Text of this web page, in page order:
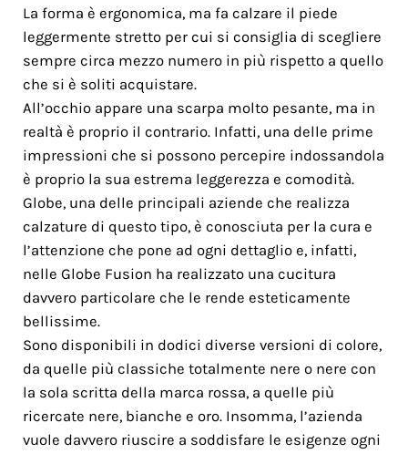
La forma è ergonomica, ma fa calzare il piede
leggermente stretto per cui si consiglia di scegliere
sempre circa mezzo numero in più rispetto a quello
che si è soliti acquistare.
All’occhio appare una scarpa molto pesante, ma in
realtà è proprio il contrario. Infatti, una delle prime
impressioni che si possono percepire indossandola
è proprio la sua estrema leggerezza e comodità.
Globe, una delle principali aziende che realizza
calzature di questo tipo, è conosciuta per la cura e
l’attenzione che pone ad ogni dettaglio e, infatti,
nelle Globe Fusion ha realizzato una cucitura
davvero particolare che le rende esteticamente
bellissime.
Sono disponibili in dodici diverse versioni di colore,
da quelle più classiche totalmente nere o nere con
la sola scritta della marca rossa, a quelle più
ricercate nere, bianche e oro. Insomma, l’azienda
vuole davvero riuscire a soddisfare le esigenze ogni